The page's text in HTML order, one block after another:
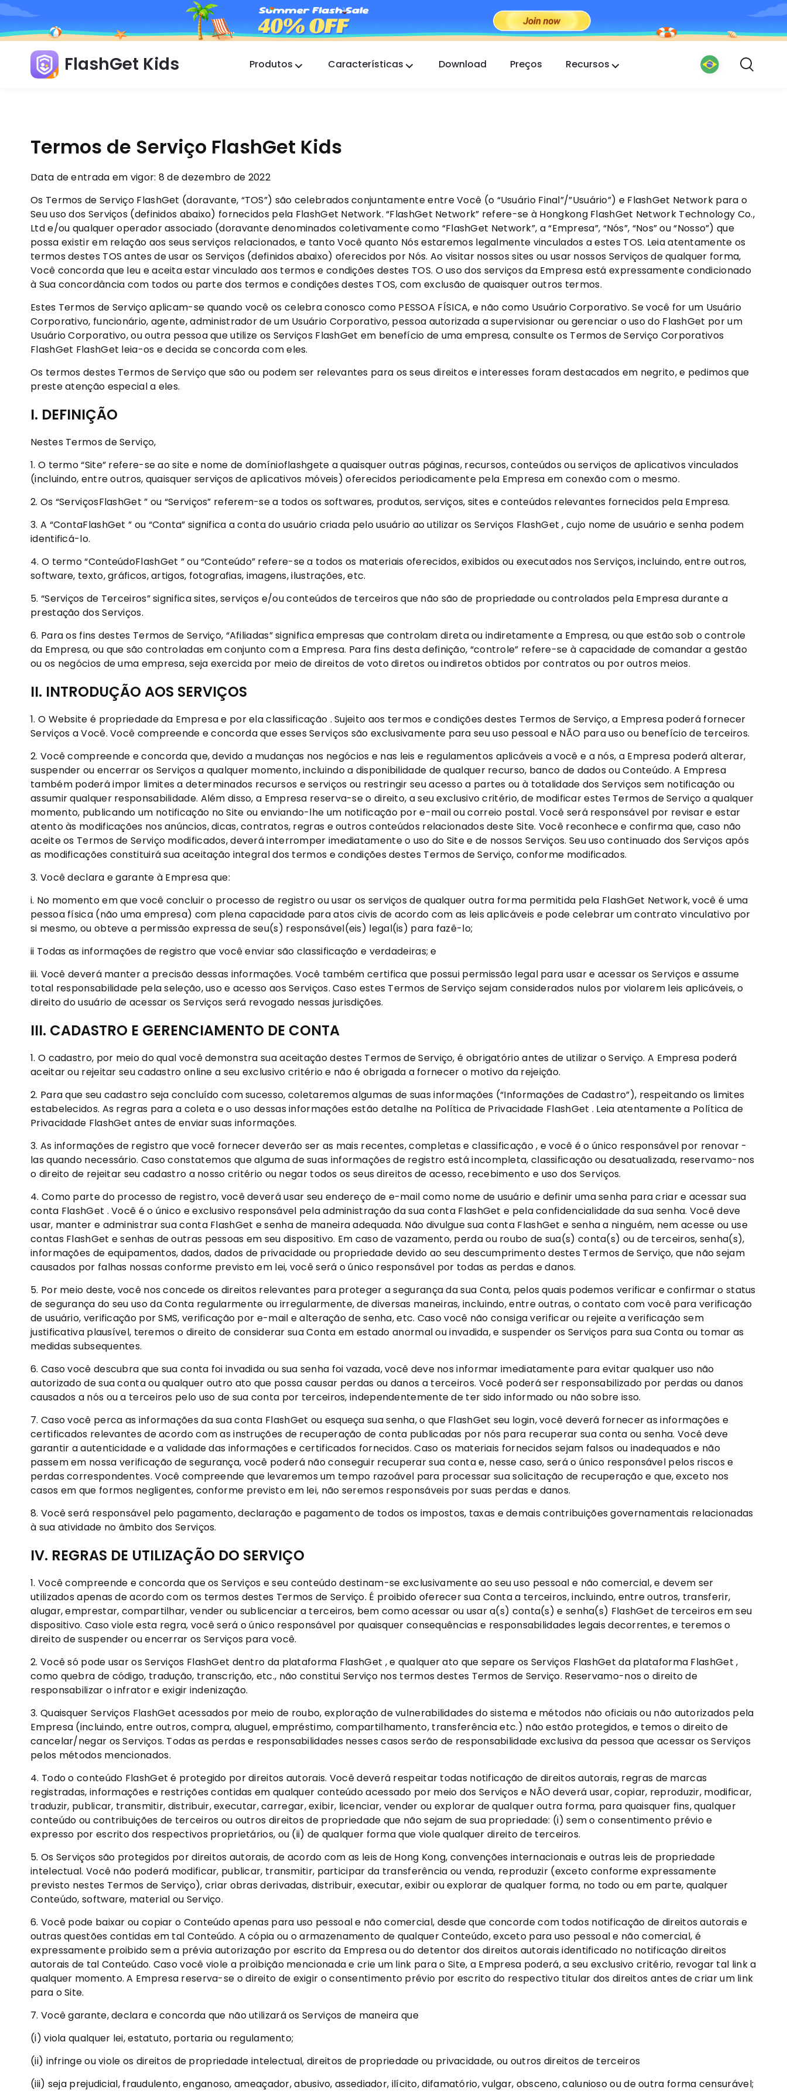
FlashGet Kids Produtos
Localizador FlashGet
A segurança antirroubo do seu telefone é nossa
Características Download Preços Recursos
Termos de Serviço FlashGet Kids
Data de entrada em vigor: 8 de dezembro de 2022
Os Termos de Serviço FlashGet (doravante, “TOS”) são celebrados conjuntamente entre Você (o “Usuário Final”/”Usuário”) e FlashGet Network para o
Seu uso dos Serviços (definidos abaixo) fornecidos pela FlashGet Network. “FlashGet Network” refere-se à Hongkong FlashGet Network Technology Co.,
Ltd e/ou qualquer operador associado (doravante denominados coletivamente como “FlashGet Network”, a “Empresa”, “Nós”, “Nos” ou “Nosso”) que
possa existir em relação aos seus serviços relacionados, e tanto Você quanto Nós estaremos legalmente vinculados a estes TOS. Leia atentamente os
termos destes TOS antes de usar os Serviços (definidos abaixo) oferecidos por Nós. Ao visitar nossos sites ou usar nossos Serviços de qualquer forma,
Você concorda que leu e aceita estar vinculado aos termos e condições destes TOS. O uso dos serviços da Empresa está expressamente condicionado
à Sua concordância com todos ou parte dos termos e condições destes TOS, com exclusão de quaisquer outros termos.
Estes Termos de Serviço aplicam-se quando você os celebra conosco como PESSOA FÍSICA, e não como Usuário Corporativo. Se você for um Usuário
Corporativo, funcionário, agente, administrador de um Usuário Corporativo, pessoa autorizada a supervisionar ou gerenciar o uso do FlashGet por um
Usuário Corporativo, ou outra pessoa que utilize os Serviços FlashGet em benefício de uma empresa, consulte os Termos de Serviço Corporativos
FlashGet FlashGet leia-os e decida se concorda com eles.
Os termos destes Termos de Serviço que são ou podem ser relevantes para os seus direitos e interesses foram destacados em negrito, e pedimos que
preste atenção especial a eles.
I. DEFINIÇÃO
Nestes Termos de Serviço,
1. O termo “Site” refere-se ao site e nome de domínioflashgete a quaisquer outras páginas, recursos, conteúdos ou serviços de aplicativos vinculados
(incluindo, entre outros, quaisquer serviços de aplicativos móveis) oferecidos periodicamente pela Empresa em conexão com o mesmo.
2. Os “ServiçosFlashGet ” ou “Serviços” referem-se a todos os softwares, produtos, serviços, sites e conteúdos relevantes fornecidos pela Empresa.
3. A “ContaFlashGet ” ou “Conta” significa a conta do usuário criada pelo usuário ao utilizar os Serviços FlashGet , cujo nome de usuário e senha podem
identificá-lo.
4. O termo “ConteúdoFlashGet ” ou “Conteúdo” refere-se a todos os materiais oferecidos, exibidos ou executados nos Serviços, incluindo, entre outros,
software, texto, gráficos, artigos, fotografias, imagens, ilustrações, etc.
5. “Serviços de Terceiros” significa sites, serviços e/ou conteúdos de terceiros que não são de propriedade ou controlados pela Empresa durante a
prestação dos Serviços.
6. Para os fins destes Termos de Serviço, “Afiliadas” significa empresas que controlam direta ou indiretamente a Empresa, ou que estão sob o controle
da Empresa, ou que são controladas em conjunto com a Empresa. Para fins desta definição, “controle” refere-se à capacidade de comandar a gestão
ou os negócios de uma empresa, seja exercida por meio de direitos de voto diretos ou indiretos obtidos por contratos ou por outros meios.
II. INTRODUÇÃO AOS SERVIÇOS
1. O Website é propriedade da Empresa e por ela classificação . Sujeito aos termos e condições destes Termos de Serviço, a Empresa poderá fornecer
Serviços a Você. Você compreende e concorda que esses Serviços são exclusivamente para seu uso pessoal e NÃO para uso ou benefício de terceiros.
2. Você compreende e concorda que, devido a mudanças nos negócios e nas leis e regulamentos aplicáveis ​​a você e a nós, a Empresa poderá alterar,
suspender ou encerrar os Serviços a qualquer momento, incluindo a disponibilidade de qualquer recurso, banco de dados ou Conteúdo. A Empresa
também poderá impor limites a determinados recursos e serviços ou restringir seu acesso a partes ou à totalidade dos Serviços sem notificação ou
assumir qualquer responsabilidade. Além disso, a Empresa reserva-se o direito, a seu exclusivo critério, de modificar estes Termos de Serviço a qualquer
momento, publicando um notificação no Site ou enviando-lhe um notificação por e-mail ou correio postal. Você será responsável por revisar e estar
atento às modificações nos anúncios, dicas, contratos, regras e outros conteúdos relacionados deste Site. Você reconhece e confirma que, caso não
aceite os Termos de Serviço modificados, deverá interromper imediatamente o uso do Site e de nossos Serviços. Seu uso continuado dos Serviços após
as modificações constituirá sua aceitação integral dos termos e condições destes Termos de Serviço, conforme modificados.
3. Você declara e garante à Empresa que:
i. No momento em que você concluir o processo de registro ou usar os serviços de qualquer outra forma permitida pela FlashGet Network, você é uma
pessoa física (não uma empresa) com plena capacidade para atos civis de acordo com as leis aplicáveis ​​e pode celebrar um contrato vinculativo por
si mesmo, ou obteve a permissão expressa de seu(s) responsável(eis) legal(is) para fazê-lo;
ii Todas as informações de registro que você enviar são classificação e verdadeiras; e
iii. Você deverá manter a precisão dessas informações. Você também certifica que possui permissão legal para usar e acessar os Serviços e assume
total responsabilidade pela seleção, uso e acesso aos Serviços. Caso estes Termos de Serviço sejam considerados nulos por violarem leis aplicáveis, o
direito do usuário de acessar os Serviços será revogado nessas jurisdições.
III. CADASTRO E GERENCIAMENTO DE CONTA
1. O cadastro, por meio do qual você demonstra sua aceitação destes Termos de Serviço, é obrigatório antes de utilizar o Serviço. A Empresa poderá
aceitar ou rejeitar seu cadastro online a seu exclusivo critério e não é obrigada a fornecer o motivo da rejeição.
2. Para que seu cadastro seja concluído com sucesso, coletaremos algumas de suas informações (“Informações de Cadastro”), respeitando os limites
estabelecidos. As regras para a coleta e o uso dessas informações estão detalhe na Política de Privacidade FlashGet . Leia atentamente a Política de
Privacidade FlashGet antes de enviar suas informações.
3. As informações de registro que você fornecer deverão ser as mais recentes, completas e classificação , e você é o único responsável por renovar -
las quando necessário. Caso constatemos que alguma de suas informações de registro está incompleta, classificação ou desatualizada, reservamo-nos
o direito de rejeitar seu cadastro a nosso critério ou negar todos os seus direitos de acesso, recebimento e uso dos Serviços.
4. Como parte do processo de registro, você deverá usar seu endereço de e-mail como nome de usuário e definir uma senha para criar e acessar sua
conta FlashGet . Você é o único e exclusivo responsável pela administração da sua conta FlashGet e pela confidencialidade da sua senha. Você deve
usar, manter e administrar sua conta FlashGet e senha de maneira adequada. Não divulgue sua conta FlashGet e senha a ninguém, nem acesse ou use
contas FlashGet e senhas de outras pessoas em seu dispositivo. Em caso de vazamento, perda ou roubo de sua(s) conta(s) ou de terceiros, senha(s),
informações de equipamentos, dados, dados de privacidade ou propriedade devido ao seu descumprimento destes Termos de Serviço, que não sejam
causados ​​por falhas nossas conforme previsto em lei, você será o único responsável por todas as perdas e danos.
5. Por meio deste, você nos concede os direitos relevantes para proteger a segurança da sua Conta, pelos quais podemos verificar e confirmar o status
de segurança do seu uso da Conta regularmente ou irregularmente, de diversas maneiras, incluindo, entre outras, o contato com você para verificação
de usuário, verificação por SMS, verificação por e-mail e alteração de senha, etc. Caso você não consiga verificar ou rejeite a verificação sem
justificativa plausível, teremos o direito de considerar sua Conta em estado anormal ou invadida, e suspender os Serviços para sua Conta ou tomar as
medidas subsequentes.
6. Caso você descubra que sua conta foi invadida ou sua senha foi vazada, você deve nos informar imediatamente para evitar qualquer uso não
autorizado de sua conta ou qualquer outro ato que possa causar perdas ou danos a terceiros. Você poderá ser responsabilizado por perdas ou danos
causados ​​a nós ou a terceiros pelo uso de sua conta por terceiros, independentemente de ter sido informado ou não sobre isso.
7. Caso você perca as informações da sua conta FlashGet ou esqueça sua senha, o que FlashGet seu login, você deverá fornecer as informações e
certificados relevantes de acordo com as instruções de recuperação de conta publicadas por nós para recuperar sua conta ou senha. Você deve
garantir a autenticidade e a validade das informações e certificados fornecidos. Caso os materiais fornecidos sejam falsos ou inadequados e não
passem em nossa verificação de segurança, você poderá não conseguir recuperar sua conta e, nesse caso, será o único responsável pelos riscos e
perdas correspondentes. Você compreende que levaremos um tempo razoável para processar sua solicitação de recuperação e que, exceto nos
casos em que formos negligentes, conforme previsto em lei, não seremos responsáveis ​​por suas perdas e danos.
8. Você será responsável pelo pagamento, declaração e pagamento de todos os impostos, taxas e demais contribuições governamentais relacionadas
à sua atividade no âmbito dos Serviços.
IV. REGRAS DE UTILIZAÇÃO DO SERVIÇO
1. Você compreende e concorda que os Serviços e seu conteúdo destinam-se exclusivamente ao seu uso pessoal e não comercial, e devem ser
utilizados apenas de acordo com os termos destes Termos de Serviço. É proibido oferecer sua Conta a terceiros, incluindo, entre outros, transferir,
alugar, emprestar, compartilhar, vender ou sublicenciar a terceiros, bem como acessar ou usar a(s) conta(s) e senha(s) FlashGet de terceiros em seu
dispositivo. Caso viole esta regra, você será o único responsável por quaisquer consequências e responsabilidades legais decorrentes, e teremos o
direito de suspender ou encerrar os Serviços para você.
2. Você só pode usar os Serviços FlashGet dentro da plataforma FlashGet , e qualquer ato que separe os Serviços FlashGet da plataforma FlashGet ,
como quebra de código, tradução, transcrição, etc., não constitui Serviço nos termos destes Termos de Serviço. Reservamo-nos o direito de
responsabilizar o infrator e exigir indenização.
3. Quaisquer Serviços FlashGet acessados ​​por meio de roubo, exploração de vulnerabilidades do sistema e métodos não oficiais ou não autorizados pela
Empresa (incluindo, entre outros, compra, aluguel, empréstimo, compartilhamento, transferência etc.) não estão protegidos, e temos o direito de
cancelar/negar os Serviços. Todas as perdas e responsabilidades nesses casos serão de responsabilidade exclusiva da pessoa que acessar os Serviços
pelos métodos mencionados.
4. Todo o conteúdo FlashGet é protegido por direitos autorais. Você deverá respeitar todas notificação de direitos autorais, regras de marcas
registradas, informações e restrições contidas em qualquer conteúdo acessado por meio dos Serviços e NÃO deverá usar, copiar, reproduzir, modificar,
traduzir, publicar, transmitir, distribuir, executar, carregar, exibir, licenciar, vender ou explorar de qualquer outra forma, para quaisquer fins, qualquer
conteúdo ou contribuições de terceiros ou outros direitos de propriedade que não sejam de sua propriedade: (i) sem o consentimento prévio e
expresso por escrito dos respectivos proprietários, ou (ii) de qualquer forma que viole qualquer direito de terceiros.
5. Os Serviços são protegidos por direitos autorais, de acordo com as leis de Hong Kong, convenções internacionais e outras leis de propriedade
intelectual. Você não poderá modificar, publicar, transmitir, participar da transferência ou venda, reproduzir (exceto conforme expressamente
previsto nestes Termos de Serviço), criar obras derivadas, distribuir, executar, exibir ou explorar de qualquer forma, no todo ou em parte, qualquer
Conteúdo, software, material ou Serviço.
6. Você pode baixar ou copiar o Conteúdo apenas para uso pessoal e não comercial, desde que concorde com todos notificação de direitos autorais e
outras questões contidas em tal Conteúdo. A cópia ou o armazenamento de qualquer Conteúdo, exceto para uso pessoal e não comercial, é
expressamente proibido sem a prévia autorização por escrito da Empresa ou do detentor dos direitos autorais identificado no notificação direitos
autorais de tal Conteúdo. Caso você viole a proibição mencionada e crie um link para o Site, a Empresa poderá, a seu exclusivo critério, revogar tal link a
qualquer momento. A Empresa reserva-se o direito de exigir o consentimento prévio por escrito do respectivo titular dos direitos antes de criar um link
para o Site.
7. Você garante, declara e concorda que não utilizará os Serviços de maneira que
(i) viola qualquer lei, estatuto, portaria ou regulamento;
(ii) infringe ou viole os direitos de propriedade intelectual, direitos de propriedade ou privacidade, ou outros direitos de terceiros
(iii) seja prejudicial, fraudulento, enganoso, ameaçador, abusivo, assediador, ilícito, difamatório, vulgar, obsceno, calunioso ou de outra forma censurável;